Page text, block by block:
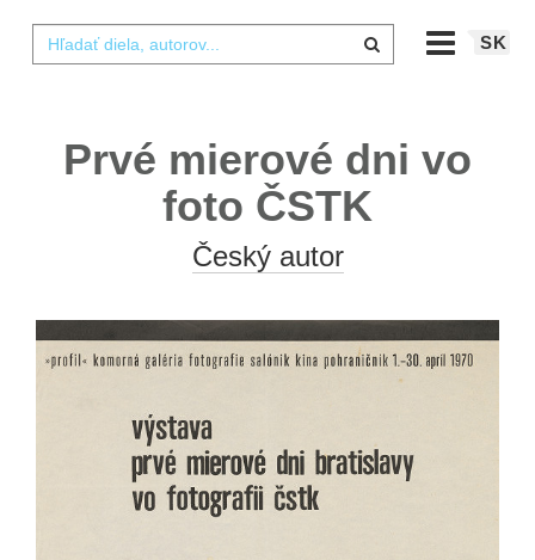
SK
Prvé mierové dni vo
foto ČSTK
Český autor